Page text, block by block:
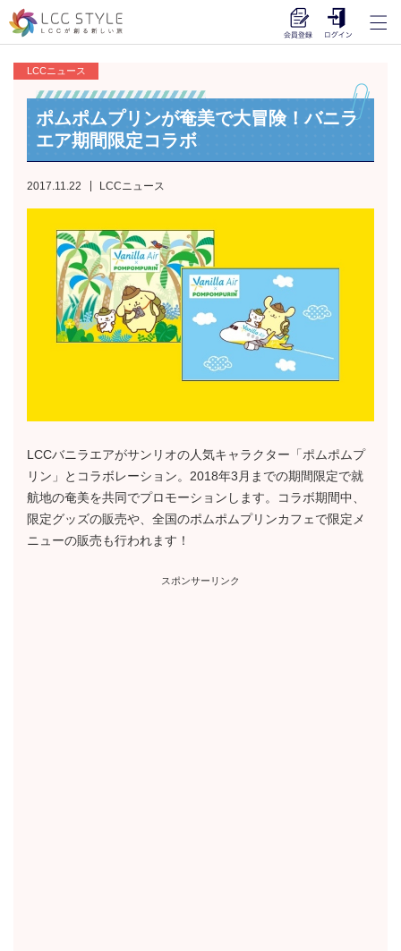
LCCニュース
ポムポムプリンが奄美で大冒険！バニラ
エア期間限定コラボ
2017.11.22 LCCニュース
LCCバニラエアがサンリオの人気キャラクター「ポムポムプ
リン」とコラボレーション。2018年3月までの期間限定で就
航地の奄美を共同でプロモーションします。コラボ期間中、
限定グッズの販売や、全国のポムポムプリンカフェで限定メ
ニューの販売も行われます！
スポンサーリンク